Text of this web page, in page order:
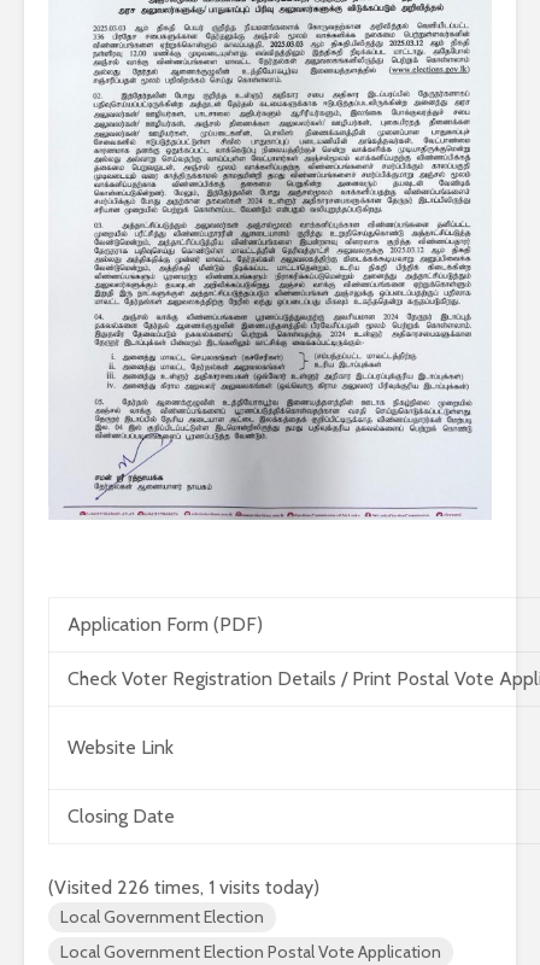
Application Form (PDF)
Check Voter Registration Details / Print Postal Vote
Website Link
Closing Date
(Visited 226 times, 1 visits today)
Local Government Election
Local Government Election Postal Vote Application